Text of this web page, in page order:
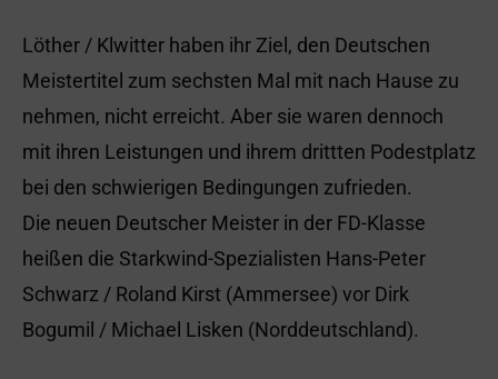
Löther / Klwitter haben ihr Ziel, den Deutschen
Meistertitel zum sechsten Mal mit nach Hause zu
nehmen, nicht erreicht. Aber sie waren dennoch
mit ihren Leistungen und ihrem drittten Podestplatz
bei den schwierigen Bedingungen zufrieden.
Die neuen Deutscher Meister in der FD-Klasse
heißen die Starkwind-Spezialisten Hans-Peter
Schwarz / Roland Kirst (Ammersee) vor Dirk
Bogumil / Michael Lisken (Norddeutschland).